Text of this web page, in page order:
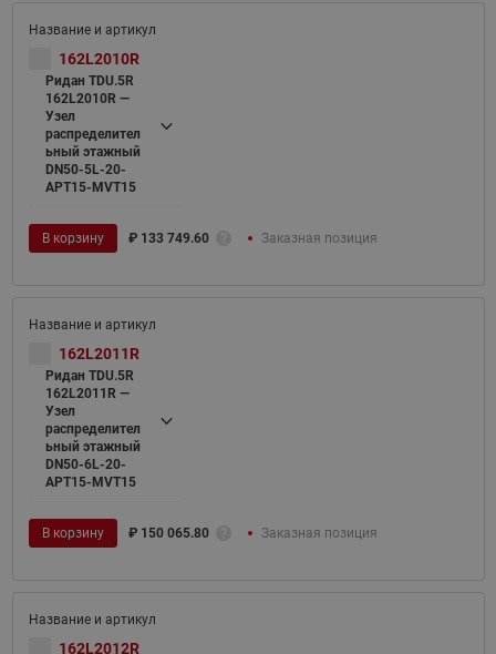
162L2010R
Ридан TDU.5R
162L2010R —
Узел
распределител
ьный этажный
DN50-5L-20-
APT15-MVT15
В корзину ₽ 133 749.60 Заказная позиция
162L2011R
Ридан TDU.5R
162L2011R —
Узел
распределител
ьный этажный
DN50-6L-20-
APT15-MVT15
В корзину ₽ 150 065.80 Заказная позиция
162L2012R